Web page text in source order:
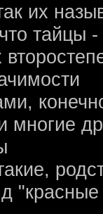
их
тайцы
многие